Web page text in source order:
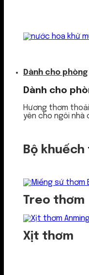
Dành cho phòng
Dành cho
Hương thơm
yên cho ngôi nhà
Bộ khuếch
Treo thơm
Xịt thơm